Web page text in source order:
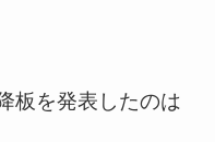
板を発表したのは